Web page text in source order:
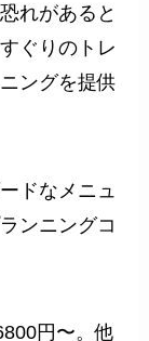
れがあると
ぐりのトレ
ングを提供
ドなメニュ
ンニングコ
円〜。他